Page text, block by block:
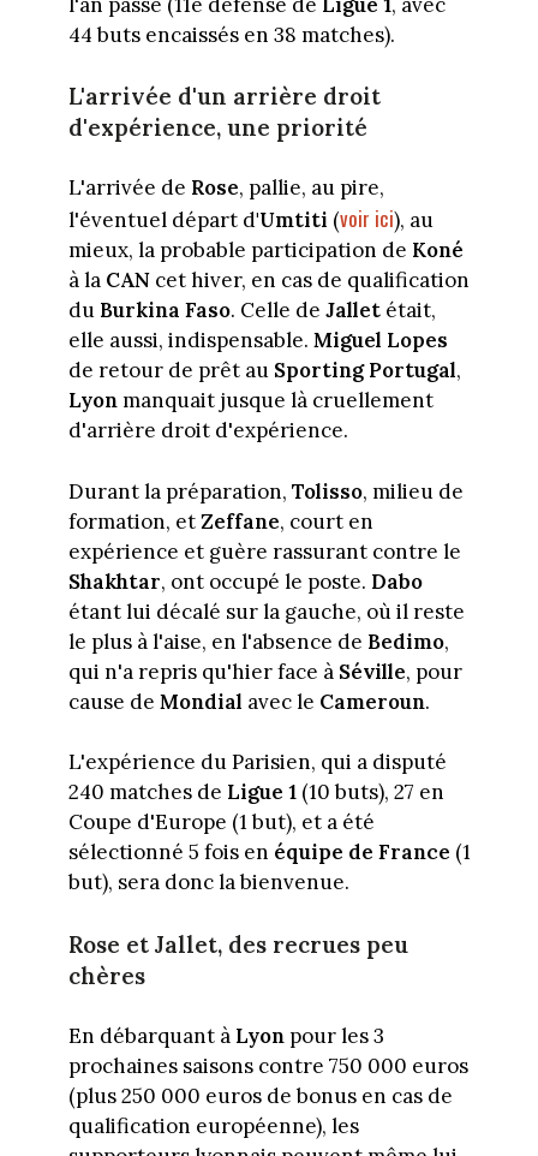
44 buts encaissés en 38 matches).
L'arrivée d'un arrière droit
d'expérience, une priorité
L'arrivée de Rose, pallie, au pire,
l'éventuel départ d'Umtiti (voir ici), au
mieux, la probable participation de Koné
à la CANcet hiver, en cas de qualification
du Burkina Faso. Celle de Jalletétait,
elle aussi, indispensable. Miguel Lopes
de retour de prêt auSporting Portugal,
Lyonmanquait jusque là cruellement
d'arrière droit d'expérience.
Durant la préparation, Tolisso, milieu de
formation, etZeffane, court en
expérience et guère rassurant contre le
Shakhtar, ont occupé le poste. Dabo
étant lui décalé sur la gauche, où il reste
le plus à l'aise, en l'absence de Bedimo,
qui n'a repris qu'hier face à Séville, pour
cause de Mondial avec le Cameroun.
L'expérience du Parisien, qui a disputé
240 matches de Ligue 1(10 buts), 27 en
Coupe d'Europe (1 but), et a été
sélectionné 5 fois en équipe de France (1
but), sera donc la bienvenue.
Rose et Jallet, des recrues peu
chères
En débarquant à Lyonpour les 3
prochaines saisons contre 750 000 euros
(plus 250 000 euros de bonus en cas de
qualification européenne), les